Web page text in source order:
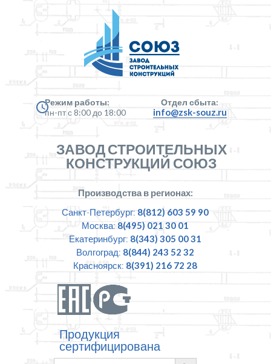
Режим работы:
пн-пт с 8:00 до 18:00
Отдел сбыта:
info@zsk-souz.ru
ЗАВОД СТРОИТЕЛЬНЫХ
КОНСТРУКЦИЙ СОЮЗ
Производства в регионах:
Санкт-Петербург: 8(812) 603 59 90
Москва: 8(495) 021 30 01
Екатеринбург: 8(343) 305 00 31
Волгоград: 8(844) 243 52 32
Красноярск: 8(391) 216 72 28
Продукция
сертифицирована